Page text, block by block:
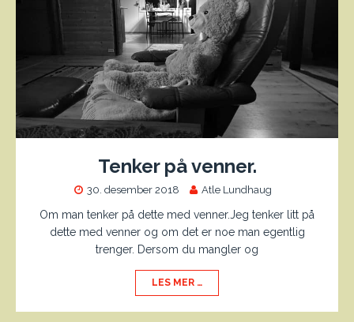
Tenker på venner.
30. desember 2018 Atle Lundhaug
Om man tenker på dette med venner.Jeg tenker litt på
dette med venner og om det er noe man egentlig
trenger. Dersom du mangler og
LES MER …